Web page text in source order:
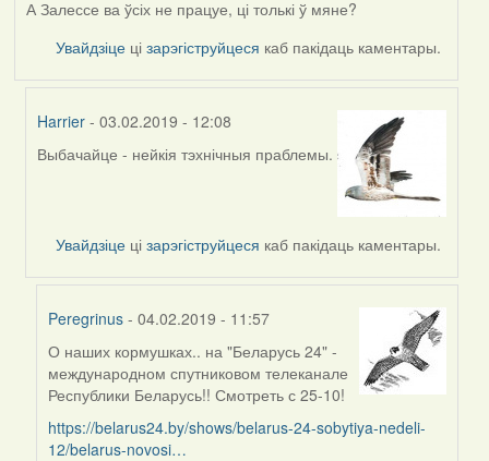
А Залессе ва ўсіх не працуе, ці толькі ў мяне?
Увайдзіце цізарэгіструйцеся каб пакідаць каментары.
Harrier - 03.02.2019 - 12:08
In
Наталья
Выбачайце - нейкія тэхнічныя праблемы.
Увайдзіце цізарэгіструйцеся каб пакідаць каментары.
Peregrinus - 04.02.2019 - 11:57
In
reply
to
by
Harrier
О наших кормушках.. на "Беларусь 24" -
международном спутниковом телеканале
Республики Беларусь!! Смотреть с 25-10!
https://belarus24.by/shows/belarus-24-sobytiya-nedeli-
12/belarus-novosi…